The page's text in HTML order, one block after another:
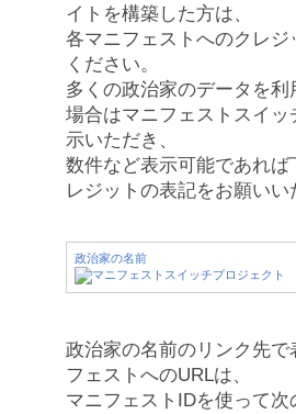
イトを構築した方は、
各マニフェストへのクレジ
ください。
多くの政治家のデータを利
場合はマニフェストスイッ
示いただき、
数件など表示可能であれば
レジットの表記をお願いい
政治家の名前
政治家の名前のリンク先で
フェストへのURLは、
マニフェストIDを使って次